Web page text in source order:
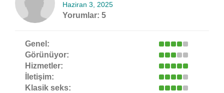
Haziran 3, 2025
Yorumlar: 5
Genel:
Görünüyor:
Hizmetler:
İletişim:
Klasik seks: